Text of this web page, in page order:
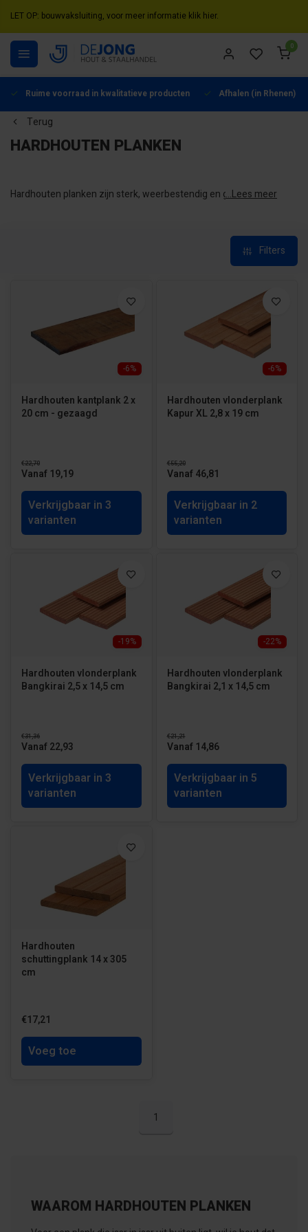
LET OP: bouwvaksluiting, voor meer informatie klik hier.
0
Ruime voorraad in kwalitatieve producten Afhalen (in Rhenen)
Terug
HARDHOUTEN PLANKEN
Hardhouten planken zijn sterk, weerbestendig en gaan jaren
uitstraling en vraagt weinig onderhoud, waardoor het een
geliefde keuze is voor tuin en gevel. Bij De Jong Hout &
Staalhandel vind je hardhouten planken in verschillende
...Lees meer
Filters
-6%
Hardhouten kantplank 2 x
20 cm - gezaagd
€22,70
Vanaf 19,19
Verkrijgbaar in 3
varianten
-6%
Hardhouten vlonderplank
Kapur XL 2,8 x 19 cm
€55,20
Vanaf 46,81
Verkrijgbaar in 2
varianten
-19%
Hardhouten vlonderplank
Bangkirai 2,5 x 14,5 cm
€31,36
Vanaf 22,93
Verkrijgbaar in 3
varianten
-22%
Hardhouten vlonderplank
Bangkirai 2,1 x 14,5 cm
€21,21
Vanaf 14,86
Verkrijgbaar in 5
varianten
Hardhouten
schuttingplank 14 x 305
cm
€17,21
Voeg toe
1
WAAROM HARDHOUTEN PLANKEN